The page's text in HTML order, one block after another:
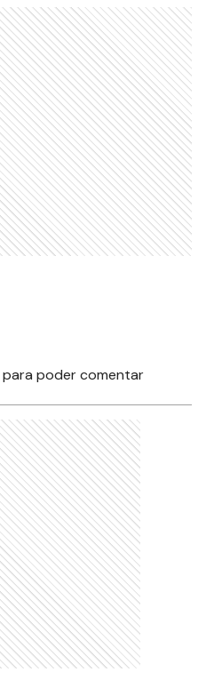
para poder comentar